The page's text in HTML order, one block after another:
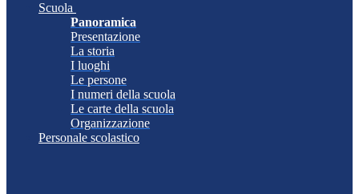
Scuola
Panoramica
Presentazione
La storia
I luoghi
Le persone
I numeri della scuola
Le carte della scuola
Organizzazione
Personale scolastico